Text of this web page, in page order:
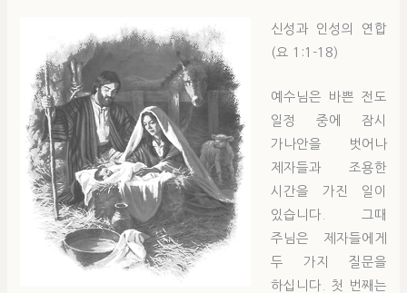
신성과 인성의 연합
(요 1:1-18)
예수님은 바쁜 전도
일정 중에 잠시
가나안을 벗어나
제자들과 조용한
시간을 가진 일이
있습니다. 그때
주님은 제자들에게
두 가지 질문을
하십니다. 첫 번째는